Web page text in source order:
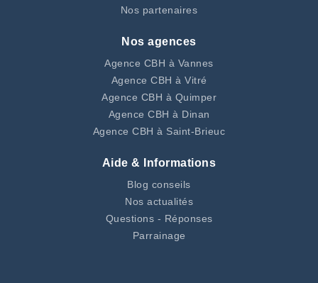
Nos partenaires
Nos agences
Agence CBH à Vannes
Agence CBH à Vitré
Agence CBH à Quimper
Agence CBH à Dinan
Agence CBH à Saint-Brieuc
Aide & Informations
Blog conseils
Nos actualités
Questions - Réponses
Parrainage